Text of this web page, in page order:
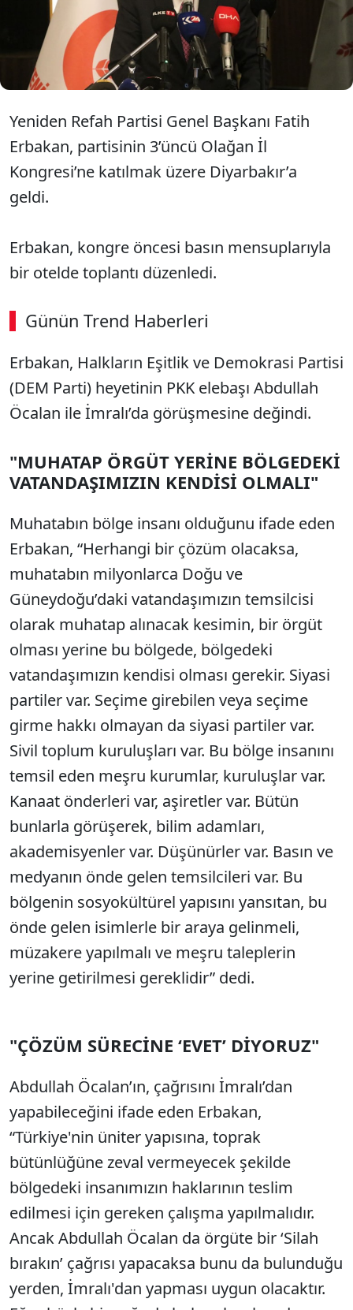
ardından sürece ilişkin destek
açıklamasında bulundu.
Yeniden Refah Partisi Genel Başkanı Fatih
Erbakan, partisinin 3’üncü Olağan İl
Kongresi’ne katılmak üzere Diyarbakır’a
geldi.
Erbakan, kongre öncesi basın mensuplarıyla
bir otelde toplantı düzenledi.
Günün Trend Haberleri
00:03 / 08:15
Sesi Aç
Erbakan, Halkların Eşitlik ve Demokrasi Partisi
(DEM Parti) heyetinin PKK elebaşı Abdullah
Öcalan ile İmralı’da görüşmesine değindi.
"MUHATAP ÖRGÜT YERİNE BÖLGEDEKİ
VATANDAŞIMIZIN KENDİSİ OLMALI"
Muhatabın bölge insanı olduğunu ifade eden
Erbakan, “Herhangi bir çözüm olacaksa,
muhatabın milyonlarca Doğu ve
Güneydoğu’daki vatandaşımızın temsilcisi
olarak muhatap alınacak kesimin, bir örgüt
olması yerine bu bölgede, bölgedeki
vatandaşımızın kendisi olması gerekir. Siyasi
partiler var. Seçime girebilen veya seçime
girme hakkı olmayan da siyasi partiler var.
Sivil toplum kuruluşları var. Bu bölge insanını
temsil eden meşru kurumlar, kuruluşlar var.
Kanaat önderleri var, aşiretler var. Bütün
bunlarla görüşerek, bilim adamları,
akademisyenler var. Düşünürler var. Basın ve
medyanın önde gelen temsilcileri var. Bu
bölgenin sosyokültürel yapısını yansıtan, bu
önde gelen isimlerle bir araya gelinmeli,
müzakere yapılmalı ve meşru taleplerin
yerine getirilmesi gereklidir” dedi.
"ÇÖZÜM SÜRECİNE ‘EVET’ DİYORUZ"
Abdullah Öcalan’ın, çağrısını İmralı’dan
yapabileceğini ifade eden Erbakan,
“Türkiye'nin üniter yapısına, toprak
bütünlüğüne zeval vermeyecek şekilde
bölgedeki insanımızın haklarının teslim
edilmesi için gereken çalışma yapılmalıdır.
Ancak Abdullah Öcalan da örgüte bir ‘Silah
bırakın’ çağrısı yapacaksa bunu da bulunduğu
yerden, İmralı'dan yapması uygun olacaktır.